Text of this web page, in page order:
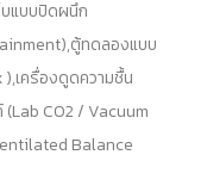
แบบปิดผนึก
),ตู้ทดลองแบบ
),เครื่องดูดความชื้น
CO2 / Vacuum
Balance